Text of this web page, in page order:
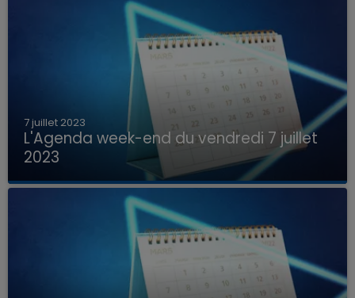
7 juillet 2023
L'Agenda week-end du vendredi 7 juillet
2023
Que faire ce week-end dans les hauts-de-
France, la Marne et les Ardennes ?